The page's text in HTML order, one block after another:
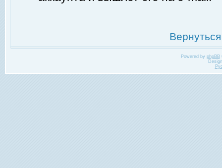
Powered by phpBB